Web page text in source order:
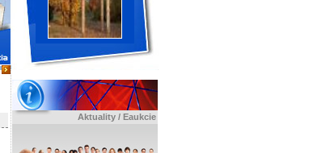
Aktuality / Eaukcie